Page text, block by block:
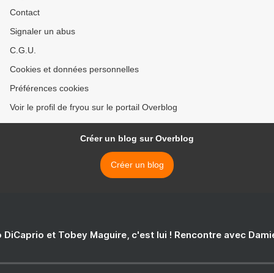
Contact
Signaler un abus
C.G.U.
Cookies et données personnelles
Préférences cookies
Voir le profil de fryou sur le portail Overblog
Créer un blog sur Overblog
Créer un blog
DiCaprio et Tobey Maguire, c'est lui ! Rencontre avec